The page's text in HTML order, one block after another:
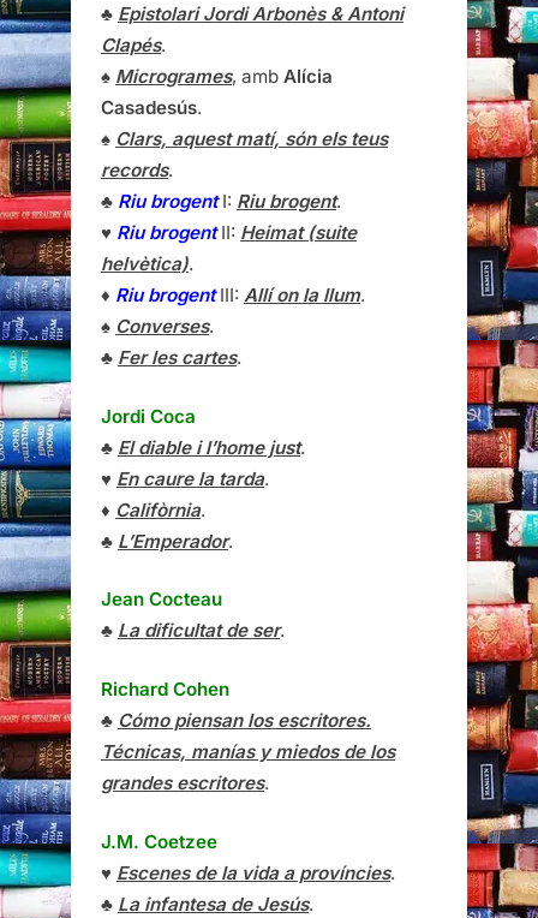
♣ Epistolari Jordi Arbonès & Antoni
Clapés.
♠ Microgrames, amb Alícia
Casadesús.
♠ Clars, aquest matí, són els teus
records.
♣ Riu brogentI: Riu brogent.
♥ Riu brogentII: Heimat (suite
helvètica).
♦ Riu brogentIII: Allí on la llum.
♠ Converses.
♣ Fer les cartes.
Jordi Coca
♣ El diable i l’home just.
♥ En caure la tarda.
♦ Califòrnia.
♣ L’Emperador.
Jean Cocteau
♣ La dificultat de ser.
Richard Cohen
♣ Cómo piensan los escritores.
Técnicas, manías y miedos de los
grandes escritores.
J.M. Coetzee
♥ Escenes de la vida a províncies.
♣ La infantesa de Jesús.